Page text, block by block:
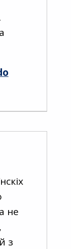
не
з